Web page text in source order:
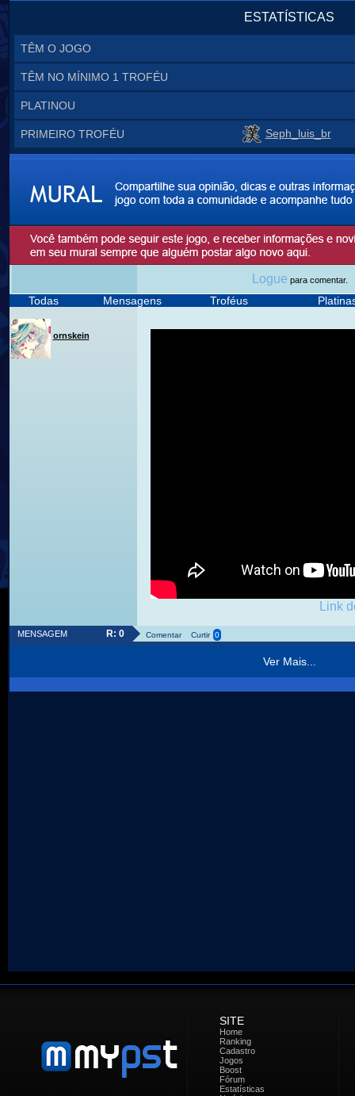
ESTATÍSTICAS
TÊM O JOGO
TÊM NO MÍNIMO 1 TROFÉU
PLATINOU
PRIMEIRO TROFÉU Seph_luis_br
Logue para comentar.
Todas Mensagens Troféus
ornskein
Link
MENSAGEM R: 0 Comentar Curtir 0
Ver Mais...
SITE
Home
Ranking
Cadastro
Jogos
Boost
Fórum
Estatísticas